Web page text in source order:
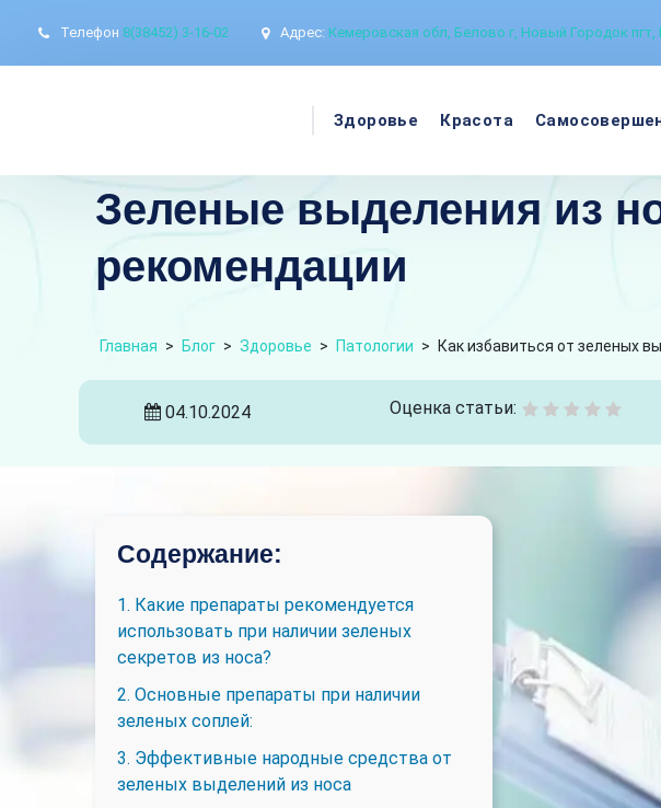
Телефон 8(38452) 3-16-02 Адрес: Кемеровская обл, Белово г, Новый Городок
Здоровье Красота
Зеленые выделения из
рекомендации
Главная > Блог > Здоровье > Патологии > Как избавиться от зеленых
04.10.2024 Оценка статьи:
Содержание:
1. Какие препараты рекомендуется
использовать при наличии зеленых
секретов из носа?
2. Основные препараты при наличии
зеленых соплей:
3. Эффективные народные средства от
зеленых выделений из носа